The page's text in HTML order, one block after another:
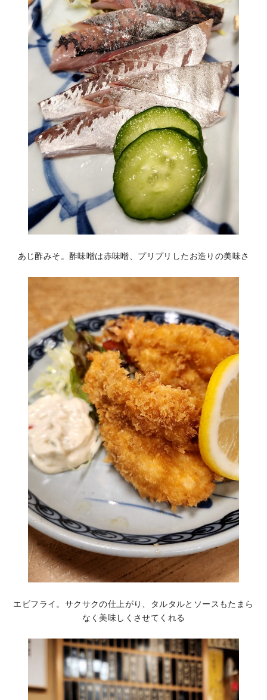
あじ酢みそ。酢味噌は赤味噌、プリプリしたお造りの美味さ
エビフライ。サクサクの仕上がり、タルタルとソースもたまら
なく美味しくさせてくれる